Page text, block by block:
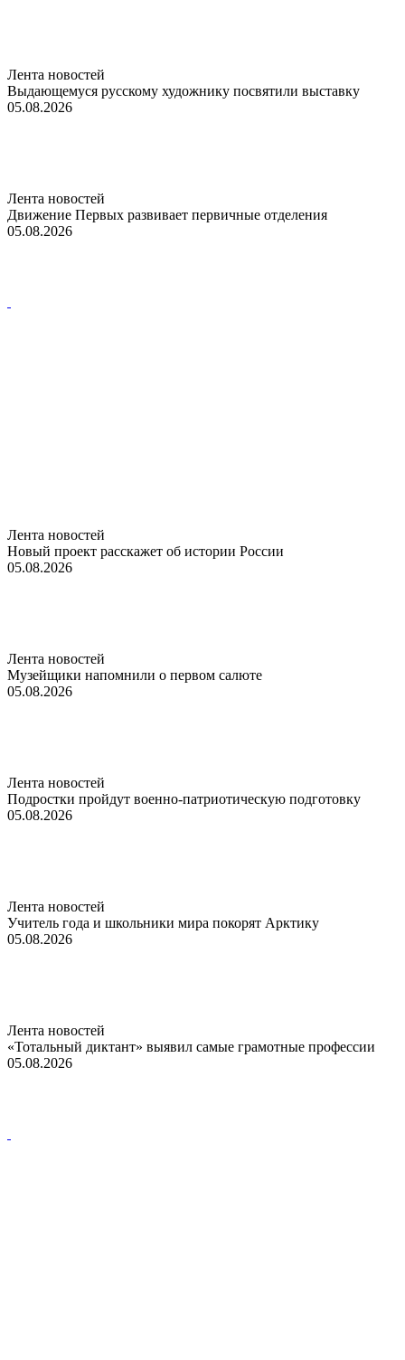
Лента новостей
Выдающемуся русскому художнику посвятили выставку
05.08.2026
Лента новостей
Движение Первых развивает первичные отделения
05.08.2026
Лента новостей
Новый проект расскажет об истории России
05.08.2026
Лента новостей
Музейщики напомнили о первом салюте
05.08.2026
Лента новостей
Подростки пройдут военно-патриотическую подготовку
05.08.2026
Лента новостей
Учитель года и школьники мира покорят Арктику
05.08.2026
Лента новостей
«Тотальный диктант» выявил самые грамотные профессии
05.08.2026